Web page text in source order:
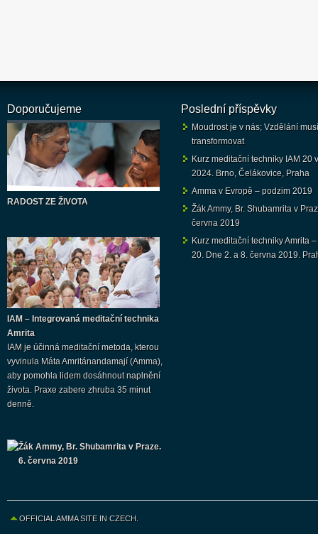
Doporučujeme
RADOST ZE ŽIVOTA
IAM – Integrovaná meditační technika
Amrita
IAM je účinná meditační metoda, kterou
vyvinula Máta Amritánandamají (Amma),
aby pomohla lidem dosáhnout naplnění
života. Praxe zabere zhruba 35 minut
denně.
Žák Ammy, Br. Shubamrita v Praze.
6. června 2019
Poslední příspěvky
Moudrost je v nás; Vzdělání musí
transformovat
Kurz meditační techniky IAM 20
2024. Brno, Čelákovice, Praha
Amma v Evropě – podzim 2019
Žák Ammy, Br. Shubamrita v
června 2019
Kurz meditační techniky Amrita –
20. Dne 2. a 8. června 2019.
OFFICIAL AMMA SITE IN CZECH.